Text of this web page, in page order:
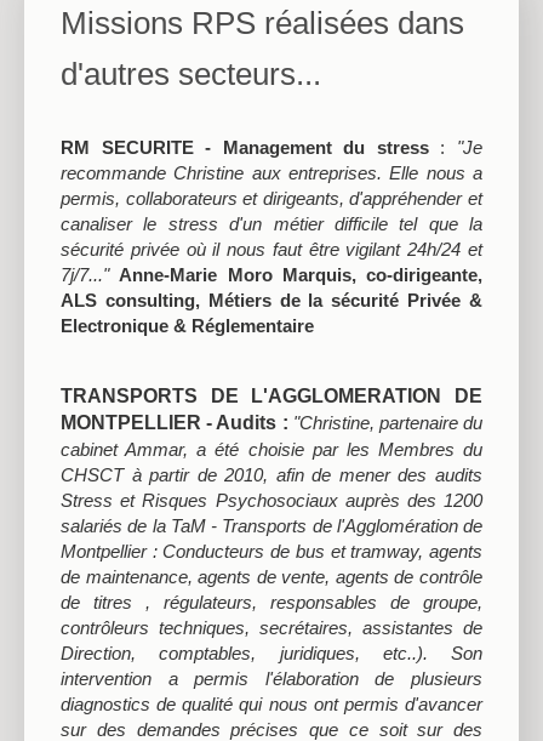
Missions RPS réalisées dans
d'autres secteurs...
RM SECURITE- Management du stress: "Je
recommande Christine aux entreprises. Elle nous a
permis, collaborateurs et dirigeants, d'appréhender et
canaliser le stress d'un métier difficile tel que la
sécurité privée où il nous faut être vigilant 24h/24 et
7j/7..."Anne-Marie Moro Marquis, co-dirigeante,
ALS consulting, Métiers de la sécurité Privée &
Electronique & Réglementaire
TRANSPORTS DE L'AGGLOMERATION DE
MONTPELLIER - Audits : "Christine, partenaire du
cabinet Ammar, a été choisie par les Membres du
CHSCT à partir de 2010, afin de mener des audits
Stress et Risques Psychosociaux auprès des 1200
salariés de la TaM - Transports de l'Agglomération de
Montpellier : Conducteurs de bus et tramway, agents
de maintenance, agents de vente, agents de contrôle
de titres , régulateurs, responsables de groupe,
contrôleurs techniques, secrétaires, assistantes de
Direction, comptables, juridiques, etc..). Son
intervention a permis l'élaboration de plusieurs
diagnostics de qualité qui nous ont permis d'avancer
sur des demandes précises que ce soit sur des